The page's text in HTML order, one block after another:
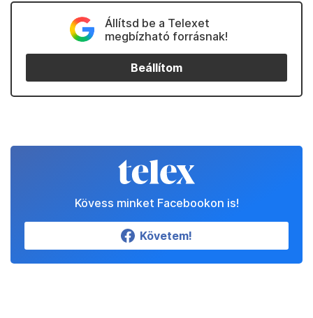
Állítsd be a Telexet
megbízható forrásnak!
Beállítom
Kövess minket Facebookon is!
Követem!